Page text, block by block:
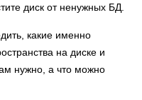
диск от ненужных БД.
какие именно
на диске и
нужно, а что можно